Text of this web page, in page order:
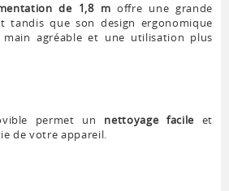
de 1,8 m offre une grande
tandis que son design ergonomique
agréable et une utilisation plus
permet un nettoyage facile et
de votre appareil.